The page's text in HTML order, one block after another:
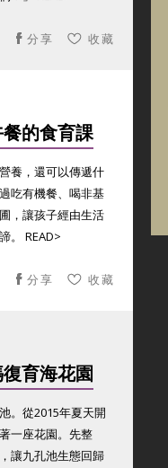
收藏
分享
的食育課
養，還可以傳遞什
吃有機餐、喝非基
，讓孩子經由生活
。 READ>
收藏
分享
育海花園
。從2015年夏天開
一座花園。先整
讓九孔池生態回歸